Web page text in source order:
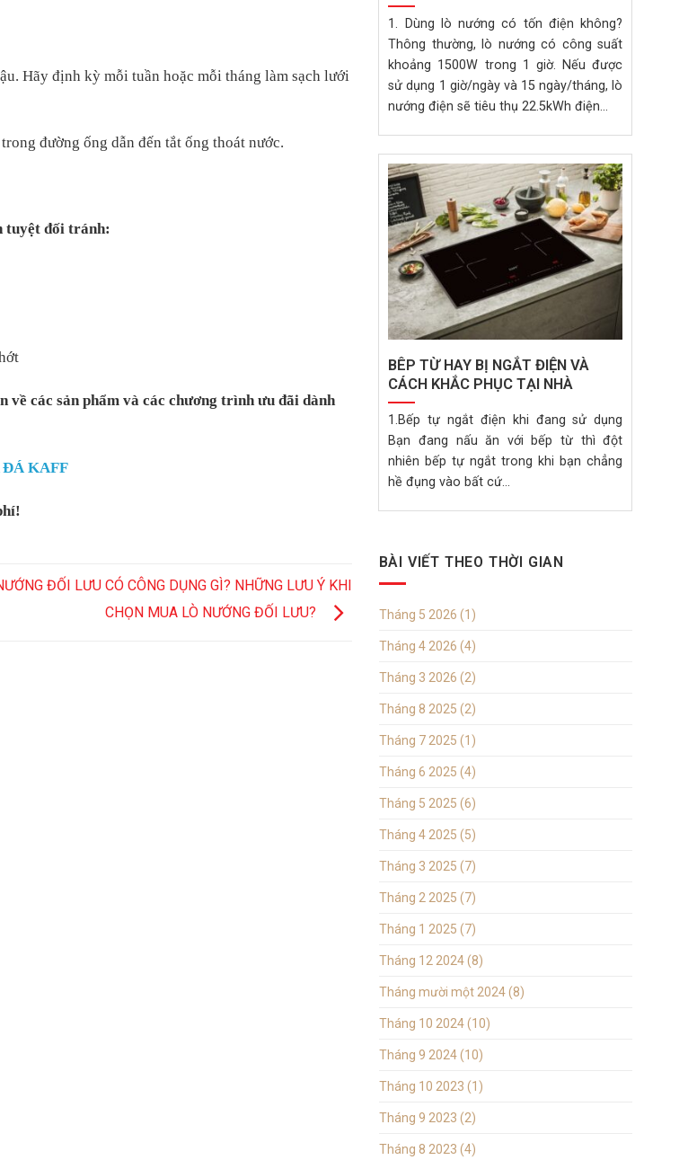
Hãy định kỳ mỗi tuần hoặc mỗi tháng làm sạch lưới
đường ống dẫn đến tắt ống thoát nước.
tuyệt đối tránh:
về các sản phẩm và các chương trình ưu đãi dành
ĐÁ KAFF
ĐỐI LƯU CÓ CÔNG DỤNG GÌ? NHỮNG LƯU Ý KHI
CHỌN MUA LÒ NƯỚNG ĐỐI LƯU?
1. Dùng lò nướng có tốn điện không?
Thông thường, lò nướng có công suất
khoảng 1500W trong 1 giờ. Nếu được
sử dụng 1 giờ/ngày và 15 ngày/tháng, lò
nướng điện sẽ tiêu thụ 22.5kWh điện...
BÊP TỪ HAY BỊ NGẮT ĐIỆN VÀ
CÁCH KHẮC PHỤC TẠI NHÀ
1.Bếp tự ngắt điện khi đang sử dụng
Bạn đang nấu ăn với bếp từ thì đột
nhiên bếp tự ngắt trong khi bạn chẳng
hề đụng vào bất cứ...
BÀI VIẾT THEO THỜI GIAN
Tháng 5 2026 (1)
Tháng 4 2026 (4)
Tháng 3 2026 (2)
Tháng 8 2025 (2)
Tháng 7 2025 (1)
Tháng 6 2025 (4)
Tháng 5 2025 (6)
Tháng 4 2025 (5)
Tháng 3 2025 (7)
Tháng 2 2025 (7)
Tháng 1 2025 (7)
Tháng 12 2024(8)
Tháng mười một 2024(8)
Tháng 10 2024(10)
Tháng 9 2024(10)
Tháng 10 2023 (1)
Tháng 9 2023 (2)
Tháng 8 2023 (4)